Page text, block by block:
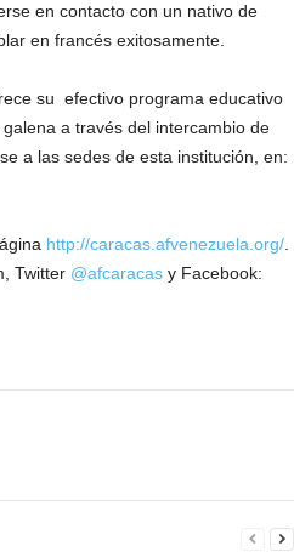
en contacto con un nativo de
en francés exitosamente.
su efectivo programa educativo
a través del intercambio de
a las sedes de esta institución, en:
http://caracas.afvenezuela.org/.
Twitter @afcaracasy Facebook: